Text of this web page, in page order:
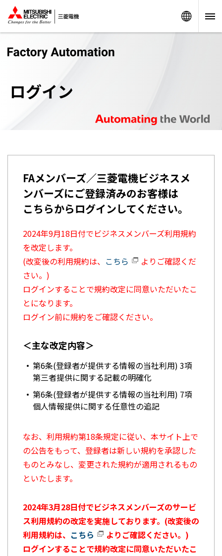
ログイン
FAメンバーズ／三菱電機ビジネスメ
ンバーズにご登録済みのお客様は
こちらからログインしてください。
2024年9月18日付でビジネスメンバーズ利用規約
を改定します。
(改変後の利用規約は、 こちら
よりご確認くだ
さい。)
ログインすることで規約改定に同意いただいたこ
とになります。
ログイン前に規約をご確認ください。
＜主な改定内容＞
第6条(登録者が提供する情報の当社利用) 3項
第三者提供に関する記載の明確化
第6条(登録者が提供する情報の当社利用) 7項
個人情報提供に関する任意性の追記
なお、利用規約第18条規定に従い、本サイト上で
の公告をもって、登録者は新しい規約を承認した
ものとみなし、変更された規約が適用されるもの
といたします。
2024年3月28日付でビジネスメンバーズのサービ
ス利用規約の改定を実施しております。(改変後の
利用規約は、 こちら
よりご確認ください。)
ログインすることで規約改定に同意いただいたこ